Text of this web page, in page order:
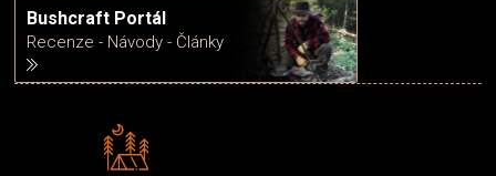
Bushcraft Portál
Recenze - Návody - Články